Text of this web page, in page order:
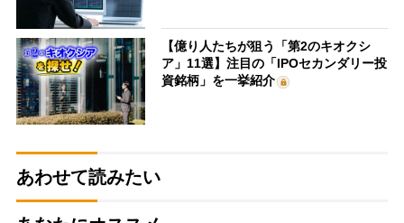
【億り人たちが狙う「第2のキオクシ
ア」11選】注目の「IPOセカンダリー投
資銘柄」を一挙紹介
あわせて読みたい